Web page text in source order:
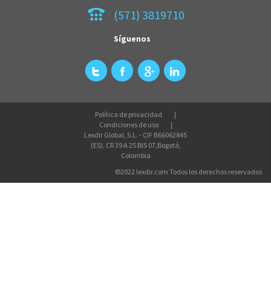
(571) 3819710
Síguenos
Política de privacidad
Condiciones de uso
Lexdir Global, S.L. - CIF B66062845
(ES). CR 39 A 25 BIS 07,Bogotá,
Colombia
©2022 lexdir.com Todos los derechos reservados